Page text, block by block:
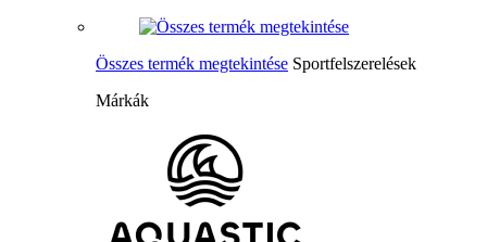
Összes termék megtekintése Sportfelszerelések
Márkák